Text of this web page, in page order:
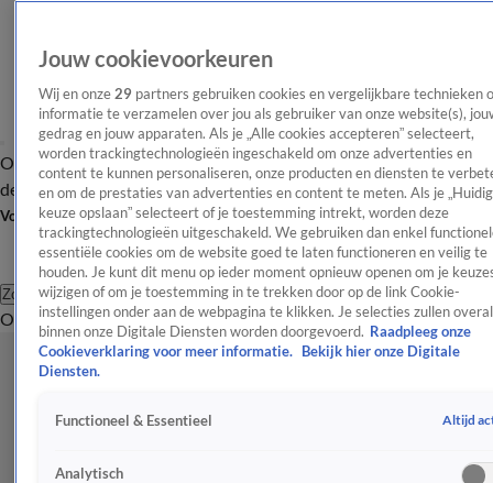
OverzichtAfleveringen Entertainment TV Algemeen
Tip
de redactieNieuwsbrief
Volg Shownieuws
Zoeken
OverzichtEntertainmentSpraakmakendRealityCrimeVideo's
Jouw cookievoorkeuren
Wij en onze 29 partners gebruiken cookies en vergelijkbare technieken
informatie te verzamelen over jou als gebruiker van onze website(s),
gedrag en jouw apparaten. Als je „Alle cookies accepteren” selecteert,
worden trackingtechnologieën ingeschakeld om onze advertenties en
content te kunnen personaliseren, onze producten en diensten te
en om de prestaties van advertenties en content te meten. Als je
keuze opslaan” selecteert of je toestemming intrekt, worden deze
trackingtechnologieën uitgeschakeld. We gebruiken dan enkel
essentiële cookies om de website goed te laten functioneren en veilig te
houden. Je kunt dit menu op ieder moment opnieuw openen om je
wijzigen of om je toestemming in te trekken door op de link Cookie-
instellingen onder aan de webpagina te klikken. Je selecties zullen overal
binnen onze Digitale Diensten worden doorgevoerd. Raadpleeg onze
Cookieverklaring voor meer informatie.
Bekijk hier onze Digitale
Diensten.
Functioneel & Essentieel Altijd
Analytisch